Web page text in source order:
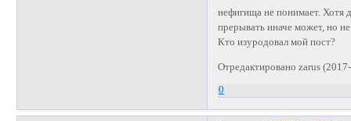
нефигища не понимает. Хотя
прерывать иначе может, но
Кто изуродовал мой пост?
Отредактировано zarus
0